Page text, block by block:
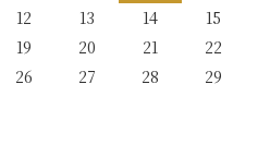
12 13 14
15
19 20 21
22
26 27 28
29